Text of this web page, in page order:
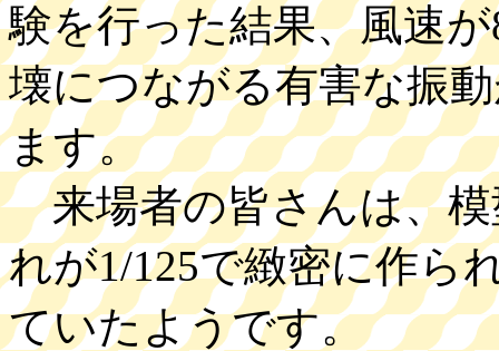
験を行った結果、風速
壊につながる有害な振
ます。
来場者の皆さんは、模
れが1/125で緻密に作ら
ていたようです。